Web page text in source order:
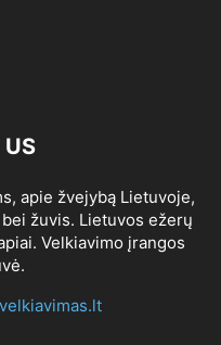
apie žvejybą Lietuvoje,
žuvis. Lietuvos ežerų
Velkiavimo įrangos